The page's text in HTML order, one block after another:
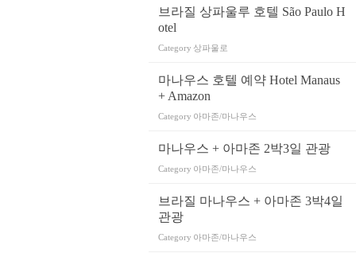
브라질 상파울루 호텔 São Paulo H
otel
Category 상파울로
마나우스 호텔 예약 Hotel Manaus
+ Amazon
Category 아마존/마나우스
마나우스 + 아마존 2박3일 관광
Category 아마존/마나우스
브라질 마나우스 + 아마존 3박4일
관광
Category 아마존/마나우스